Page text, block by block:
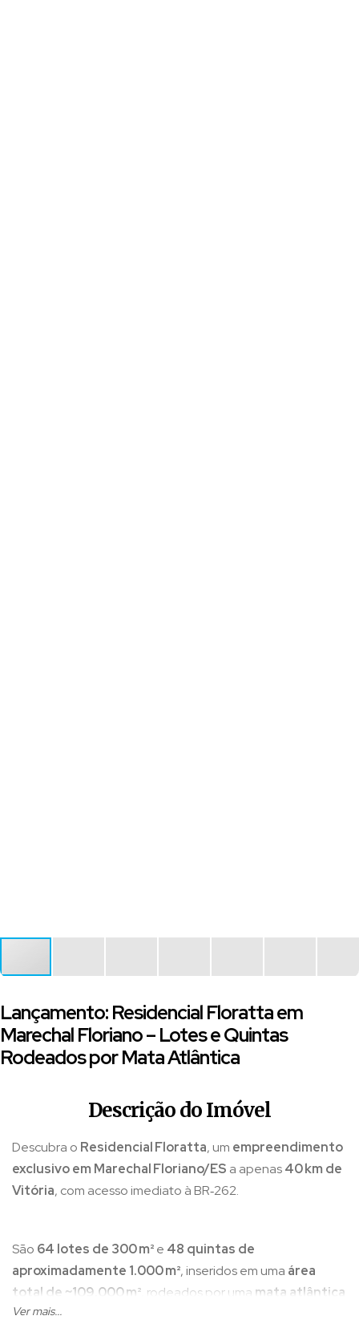
Lançamento: Residencial Floratta em
Marechal Floriano – Lotes e Quintas
Rodeados por Mata Atlântica
Descrição do Imóvel
Descubra o Residencial Floratta, um empreendimento
exclusivo em Marechal Floriano/ES a apenas40 km de
Vitória, com acesso imediato à BR‑262.
São 64 lotes de 300 m²e 48 quintas de
aproximadamente 1.000 m², inseridos em uma área
total de ~109.000 m² , rodeados por uma mata atlântica
preservada de ~112.700 m²
Ver mais...